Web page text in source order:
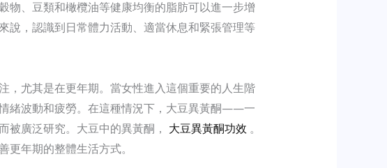
物、豆類和橄欖油等健康均衡的脂肪可以進一步增
說，認識到日常體力活動、適當休息和緊張管理等
，尤其是在更年期。當女性進入這個重要的人生階
緒波動和疲勞。在這種情況下，大豆異黃酮——一
廣泛研究。大豆中的異黃酮， 大豆異黃酮功效。
年期的整體生活方式。